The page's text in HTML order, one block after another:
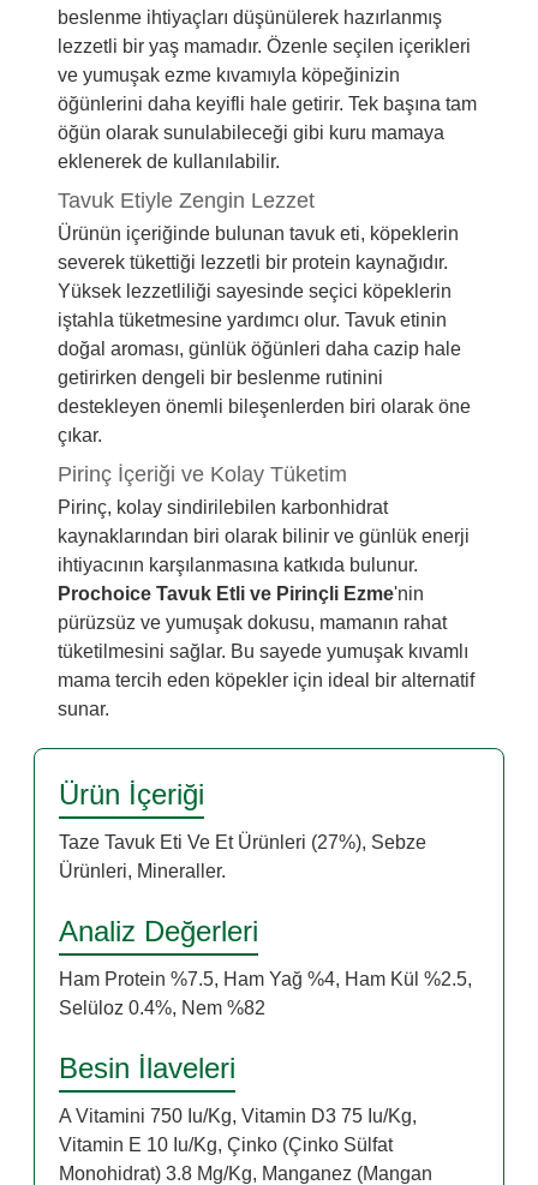
beslenme ihtiyaçları düşünülerek hazırlanmış
lezzetli bir yaş mamadır. Özenle seçilen içerikleri
ve yumuşak ezme kıvamıyla köpeğinizin
öğünlerini daha keyifli hale getirir. Tek başına tam
öğün olarak sunulabileceği gibi kuru mamaya
eklenerek de kullanılabilir.
Tavuk Etiyle Zengin Lezzet
Ürünün içeriğinde bulunan tavuk eti, köpeklerin
severek tükettiği lezzetli bir protein kaynağıdır.
Yüksek lezzetliliği sayesinde seçici köpeklerin
iştahla tüketmesine yardımcı olur. Tavuk etinin
doğal aroması, günlük öğünleri daha cazip hale
getirirken dengeli bir beslenme rutinini
destekleyen önemli bileşenlerden biri olarak öne
çıkar.
Pirinç İçeriği ve Kolay Tüketim
Pirinç, kolay sindirilebilen karbonhidrat
kaynaklarından biri olarak bilinir ve günlük enerji
ihtiyacının karşılanmasına katkıda bulunur.
Prochoice Tavuk Etli ve Pirinçli Ezme'nin
pürüzsüz ve yumuşak dokusu, mamanın rahat
tüketilmesini sağlar. Bu sayede yumuşak kıvamlı
mama tercih eden köpekler için ideal bir alternatif
sunar.
Ürün İçeriği
Taze Tavuk Eti Ve Et Ürünleri (27%), Sebze
Ürünleri, Mineraller.
Analiz Değerleri
Ham Protein %7.5, Ham Yağ %4, Ham Kül %2.5,
Selüloz 0.4%, Nem %82
Besin İlaveleri
A Vitamini 750 Iu/Kg, Vitamin D3 75 Iu/Kg,
Vitamin E 10 Iu/Kg, Çinko (Çinko Sülfat
Monohidrat) 3.8 Mg/Kg, Manganez (Mangan